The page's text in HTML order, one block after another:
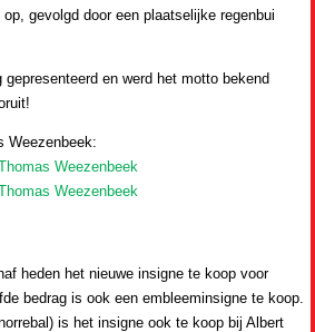
gevolgd door een plaatselijke regenbui
en werd het motto bekend
Weezenbeek:
Weezenbeek
Weezenbeek
heden het nieuwe insigne te koop voor
bedrag is ook een embleeminsigne te koop.
is het insigne ook te koop bij Albert